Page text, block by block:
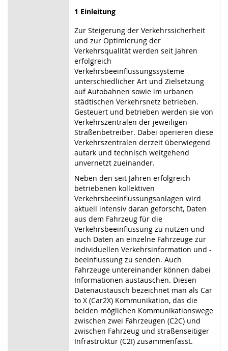
1 Einleitung
Zur Steigerung der Verkehrssicherheit
und zur Optimierung der
Verkehrsqualität werden seit Jahren
erfolgreich
Verkehrsbeeinflussungssysteme
unterschiedlicher Art und Zielsetzung
auf Autobahnen sowie im urbanen
städtischen Verkehrsnetz betrieben.
Gesteuert und betrieben werden sie von
Verkehrszentralen der jeweiligen
Straßenbetreiber. Dabei operieren diese
Verkehrszentralen derzeit überwiegend
autark und technisch weitgehend
unvernetzt zueinander.
Neben den seit Jahren erfolgreich
betriebenen kollektiven
Verkehrsbeeinflussungsanlagen wird
aktuell intensiv daran geforscht, Daten
aus dem Fahrzeug für die
Verkehrsbeeinflussung zu nutzen und
auch Daten an einzelne Fahrzeuge zur
individuellen Verkehrsinformation und -
beeinflussung zu senden. Auch
Fahrzeuge untereinander können dabei
Informationen austauschen. Diesen
Datenaustausch bezeichnet man als Car
to X (Car2X) Kommunikation, das die
beiden möglichen Kommunikationswege
zwischen zwei Fahrzeugen (C2C) und
zwischen Fahrzeug und straßenseitiger
Infrastruktur (C2I) zusammenfasst.